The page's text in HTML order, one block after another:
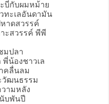
บี่กับผมหม้าย
ทะเลอันดามัน
าดสวรรค์
าะสวรรค์ พีพี
มปลา
พี่น้องชาวเล
คลื่นลม
วัฒนธรรม
วามหลัง
บพันปี